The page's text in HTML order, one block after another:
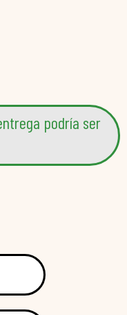
podría ser